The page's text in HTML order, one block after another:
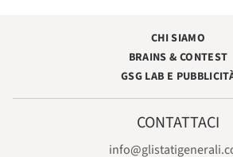
CHI SIAMO
BRAINS & CONTEST
GSG LAB E
CONTATTACI